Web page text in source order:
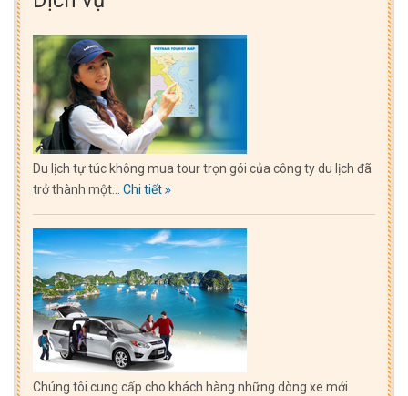
Du lịch tự túc không mua tour trọn gói của công ty du lịch đã
trở thành một... Chi tiết
Chúng tôi cung cấp cho khách hàng những dòng xe mới